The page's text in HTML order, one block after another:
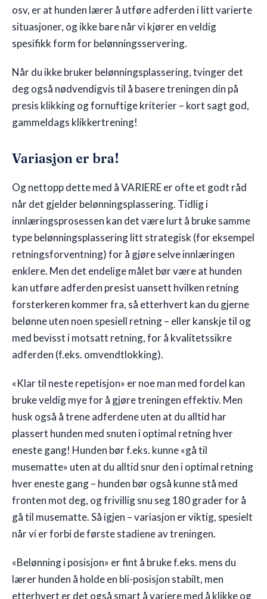
osv, er at hunden lærer å utføre adferden i litt varierte
situasjoner, og ikke bare når vi kjører en veldig
spesifikk form for belønningsservering.
Når du ikke bruker belønningsplassering, tvinger det
deg også nødvendigvis til å basere treningen din på
presis klikking og fornuftige kriterier – kort sagt god,
gammeldags klikkertrening!
Variasjon er bra!
Og nettopp dette med å VARIERE er ofte et godt råd
når det gjelder belønningsplassering. Tidlig i
innlæringsprosessen kan det være lurt å bruke samme
type belønningsplassering litt strategisk (for eksempel
retningsforventning) for å gjøre selve innlæringen
enklere. Men det endelige målet bør være at hunden
kan utføre adferden presist uansett hvilken retning
forsterkeren kommer fra, så etterhvert kan du gjerne
belønne uten noen spesiell retning – eller kanskje til og
med bevisst i motsatt retning, for å kvalitetssikre
adferden (f.eks. omvendtlokking).
«Klar til neste repetisjon» er noe man med fordel kan
bruke veldig mye for å gjøre treningen effektiv. Men
husk også å trene adferdene uten at du alltid har
plassert hunden med snuten i optimal retning hver
eneste gang! Hunden bør f.eks. kunne «gå til
musematte» uten at du alltid snur den i optimal retning
hver eneste gang – hunden bør også kunne stå med
fronten mot deg, og frivillig snu seg 180 grader for å
gå til musematte. Så igjen – variasjon er viktig, spesielt
når vi er forbi de første stadiene av treningen.
«Belønning i posisjon» er fint å bruke f.eks. mens du
lærer hunden å holde en bli-posisjon stabilt, men
etterhvert er det også smart å variere med å klikke og